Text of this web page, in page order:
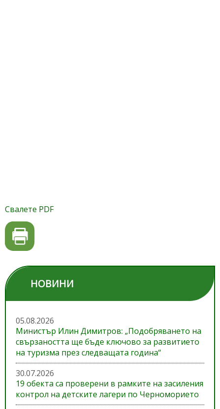
Свалете PDF
НОВИНИ
05.08.2026
Министър Илин Димитров: „Подобряването на
свързаността ще бъде ключово за развитието
на туризма през следващата година“
30.07.2026
19 обекта са проверени в рамките на засиления
контрол на детските лагери по Черноморието